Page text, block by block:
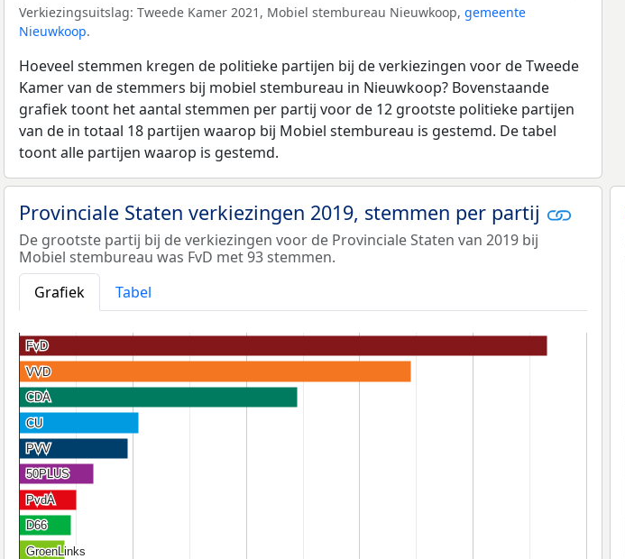
Verkiezingsuitslag: Tweede Kamer 2021, Mobiel stembureau Nieuwkoop, gemeente
Nieuwkoop.
Hoeveel stemmen kregen de politieke partijen bij de verkiezingen voor de Tweede
Kamer van de stemmers bij mobiel stembureau in Nieuwkoop? Bovenstaande
grafiek toont het aantal stemmen per partij voor de 12 grootste politieke partijen
van de in totaal 18 partijen waarop bij Mobiel stembureau is gestemd. De tabel
toont alle partijen waarop is gestemd.
Provinciale Staten verkiezingen 2019, stemmen per partij
De grootste partij bij de verkiezingen voor de Provinciale Staten van 2019 bij
Mobiel stembureau was FvD met 93 stemmen.
Grafiek
Tabel
FvD
FvD
VVD
VVD
CDA
CDA
CU
CU
PVV
PVV
50PLUS
50PLUS
PvdA
PvdA
D66
D66
GroenLinks
GroenLinks